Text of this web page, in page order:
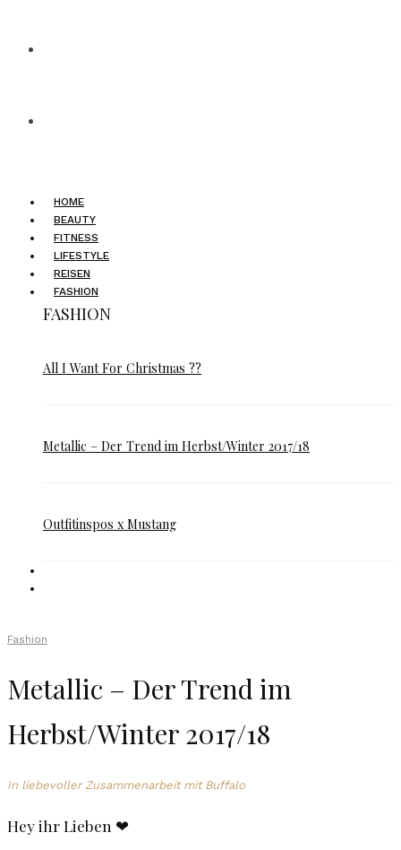
HOME
BEAUTY
FITNESS
LIFESTYLE
REISEN
FASHION
FASHION
All I Want For Christmas ??
Metallic – Der Trend im Herbst/Winter 2017/18
Outfitinspos x Mustang
Fashion
Metallic – Der Trend im
Herbst/Winter 2017/18
In liebevoller Zusammenarbeit mit Buffalo
Hey ihr Lieben ❤